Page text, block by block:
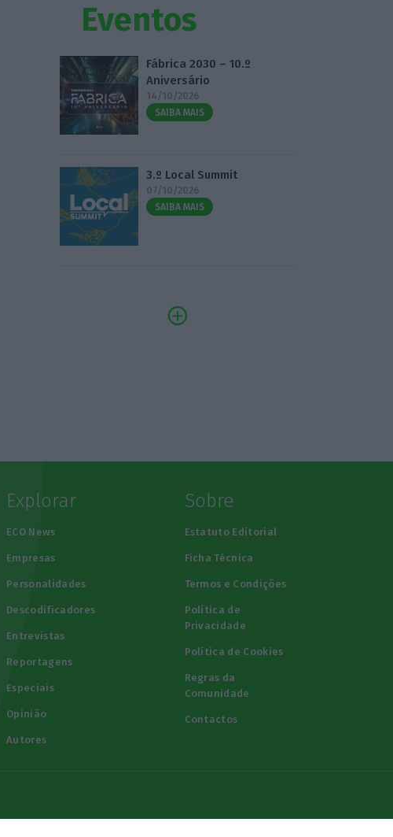
Eventos
Fábrica 2030 – 10.º
Aniversário
14/10/2026
SAIBA MAIS
3.º Local Summit
07/10/2026
SAIBA MAIS
Explorar
ECO News
Empresas
Personalidades
Descodificadores
Entrevistas
Reportagens
Especiais
Opinião
Autores
Sobre
Estatuto Editorial
Ficha Técnica
Termos e Condições
Política de
Privacidade
Política de Cookies
Regras da
Comunidade
Contactos